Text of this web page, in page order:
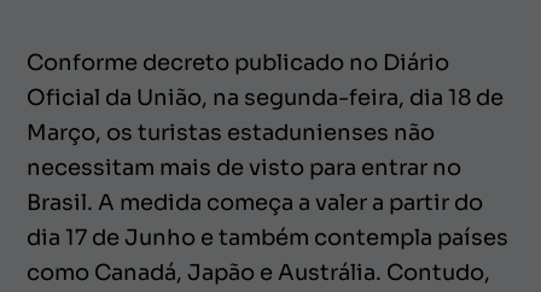
Conforme decreto publicado no Diário
Oficial da União, na segunda-feira, dia 18 de
Março, os turistas estadunienses não
necessitam mais de visto para entrar no
Brasil. A medida começa a valer a partir do
dia 17 de Junho e também contempla países
como Canadá, Japão e Austrália. Contudo,